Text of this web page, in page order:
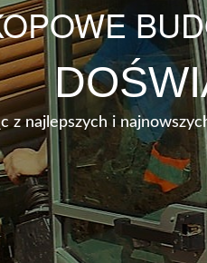
z najlepszych i